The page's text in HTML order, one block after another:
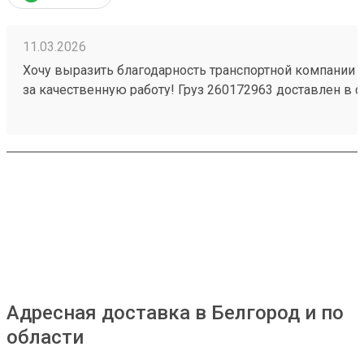
ними можно быть спокойным за свой груз и быть
11.03.2026
Хочу выразить благодарность транспортной компании
за качественную работу! Груз 260172963 доставлен в
Адресная доставка в Белгород и по
области